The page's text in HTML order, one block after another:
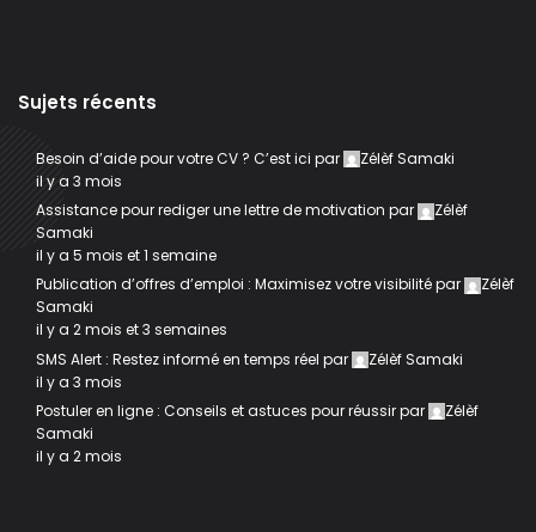
Sujets récents
Besoin d’aide pour votre CV ? C’est ici par
Zélèf Samaki
il y a 3 mois
Assistance pour rediger une lettre de motivation par
Zélèf
Samaki
il y a 5 mois et 1 semaine
Publication d’offres d’emploi : Maximisez votre visibilitépar
Zélèf
Samaki
il y a 2 mois et 3 semaines
SMS Alert : Restez informé en temps réel par
Zélèf Samaki
il y a 3 mois
Postuler en ligne : Conseils et astuces pour réussirpar
Zélèf
Samaki
il y a 2 mois